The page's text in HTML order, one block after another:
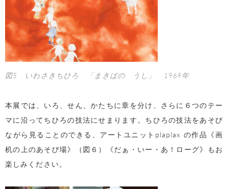
図5 いわさきちひろ 「まきばの うし」 1969年
本展では、いろ、せん、かたちに章を分け、さらに６つのテー
マに沿ってちひろの技法にせまります。ちひろの技法をあそび
ながら見ることのできる、アートユニットplaplax の作品《画
机の上のあそび場》（図６）《だぁ・いー・あ！ローグ》もお
楽しみください。